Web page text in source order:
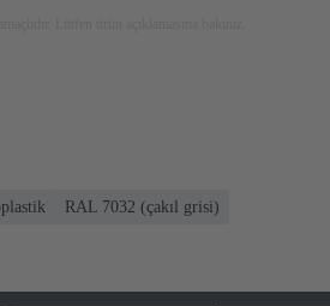
RAL 7032 (çakıl grisi)